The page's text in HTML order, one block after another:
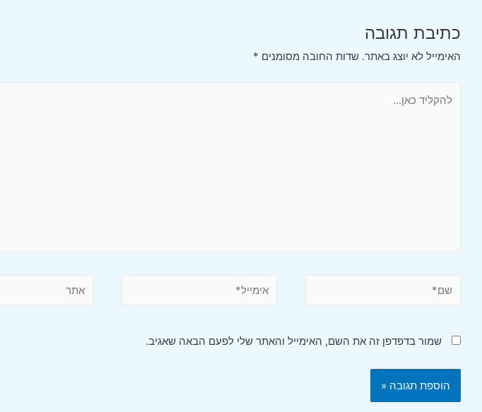
כתיבת תגובה
האימייל לא יוצג באתר. שדות החובה מסומנים *
שמור בדפדפן זה את השם, האימייל והאתר שלי לפעם הבאה שאגיב.